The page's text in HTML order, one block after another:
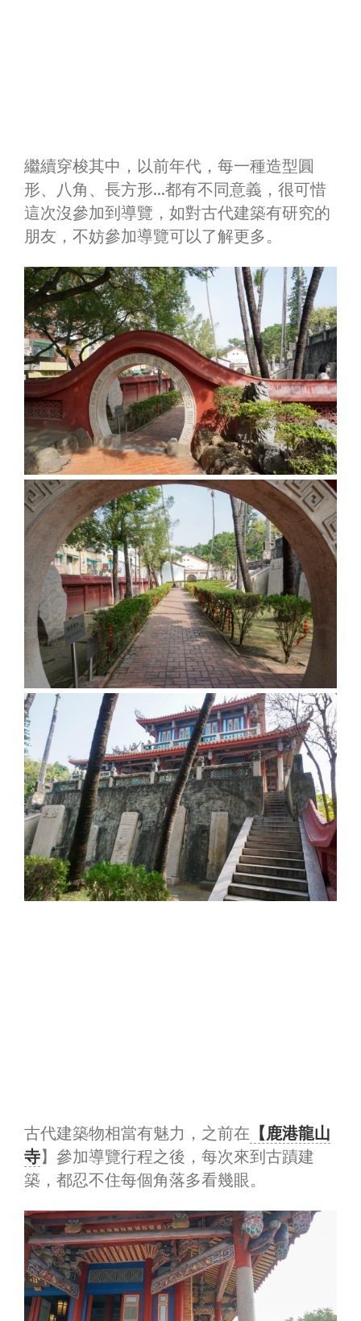
繼續穿梭其中，以前年代，每一種造型圓
形、八角、長方形…都有不同意義，很可惜
這次沒參加到導覽，如對古代建築有研究的
朋友，不妨參加導覽可以了解更多。
古代建築物相當有魅力，之前在 【鹿港龍山
寺】參加導覽行程之後，每次來到古蹟建
築，都忍不住每個角落多看幾眼。